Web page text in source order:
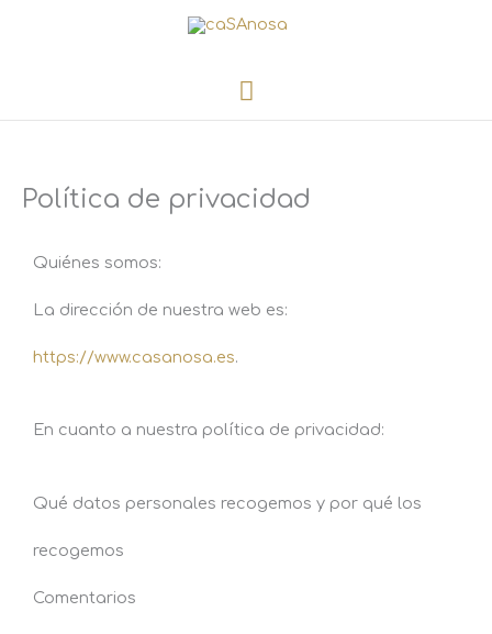
contenido
Menú
principal
Política de privacidad
Quiénes somos:
La dirección de nuestra web es:
https://www.casanosa.es.
En cuanto a nuestra política de privacidad:
Qué datos personales recogemos y por qué los
recogemos
Comentarios